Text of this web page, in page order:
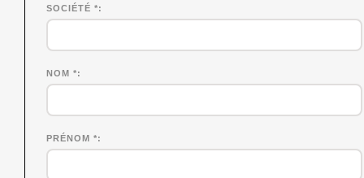
SOCIÉTÉ*
NOM*
PRÉNOM*